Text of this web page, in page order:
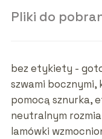
Pliki do
bez etykiety -
szwami bocznymi,
pomocą sznurka,
neutralnym
lamówki